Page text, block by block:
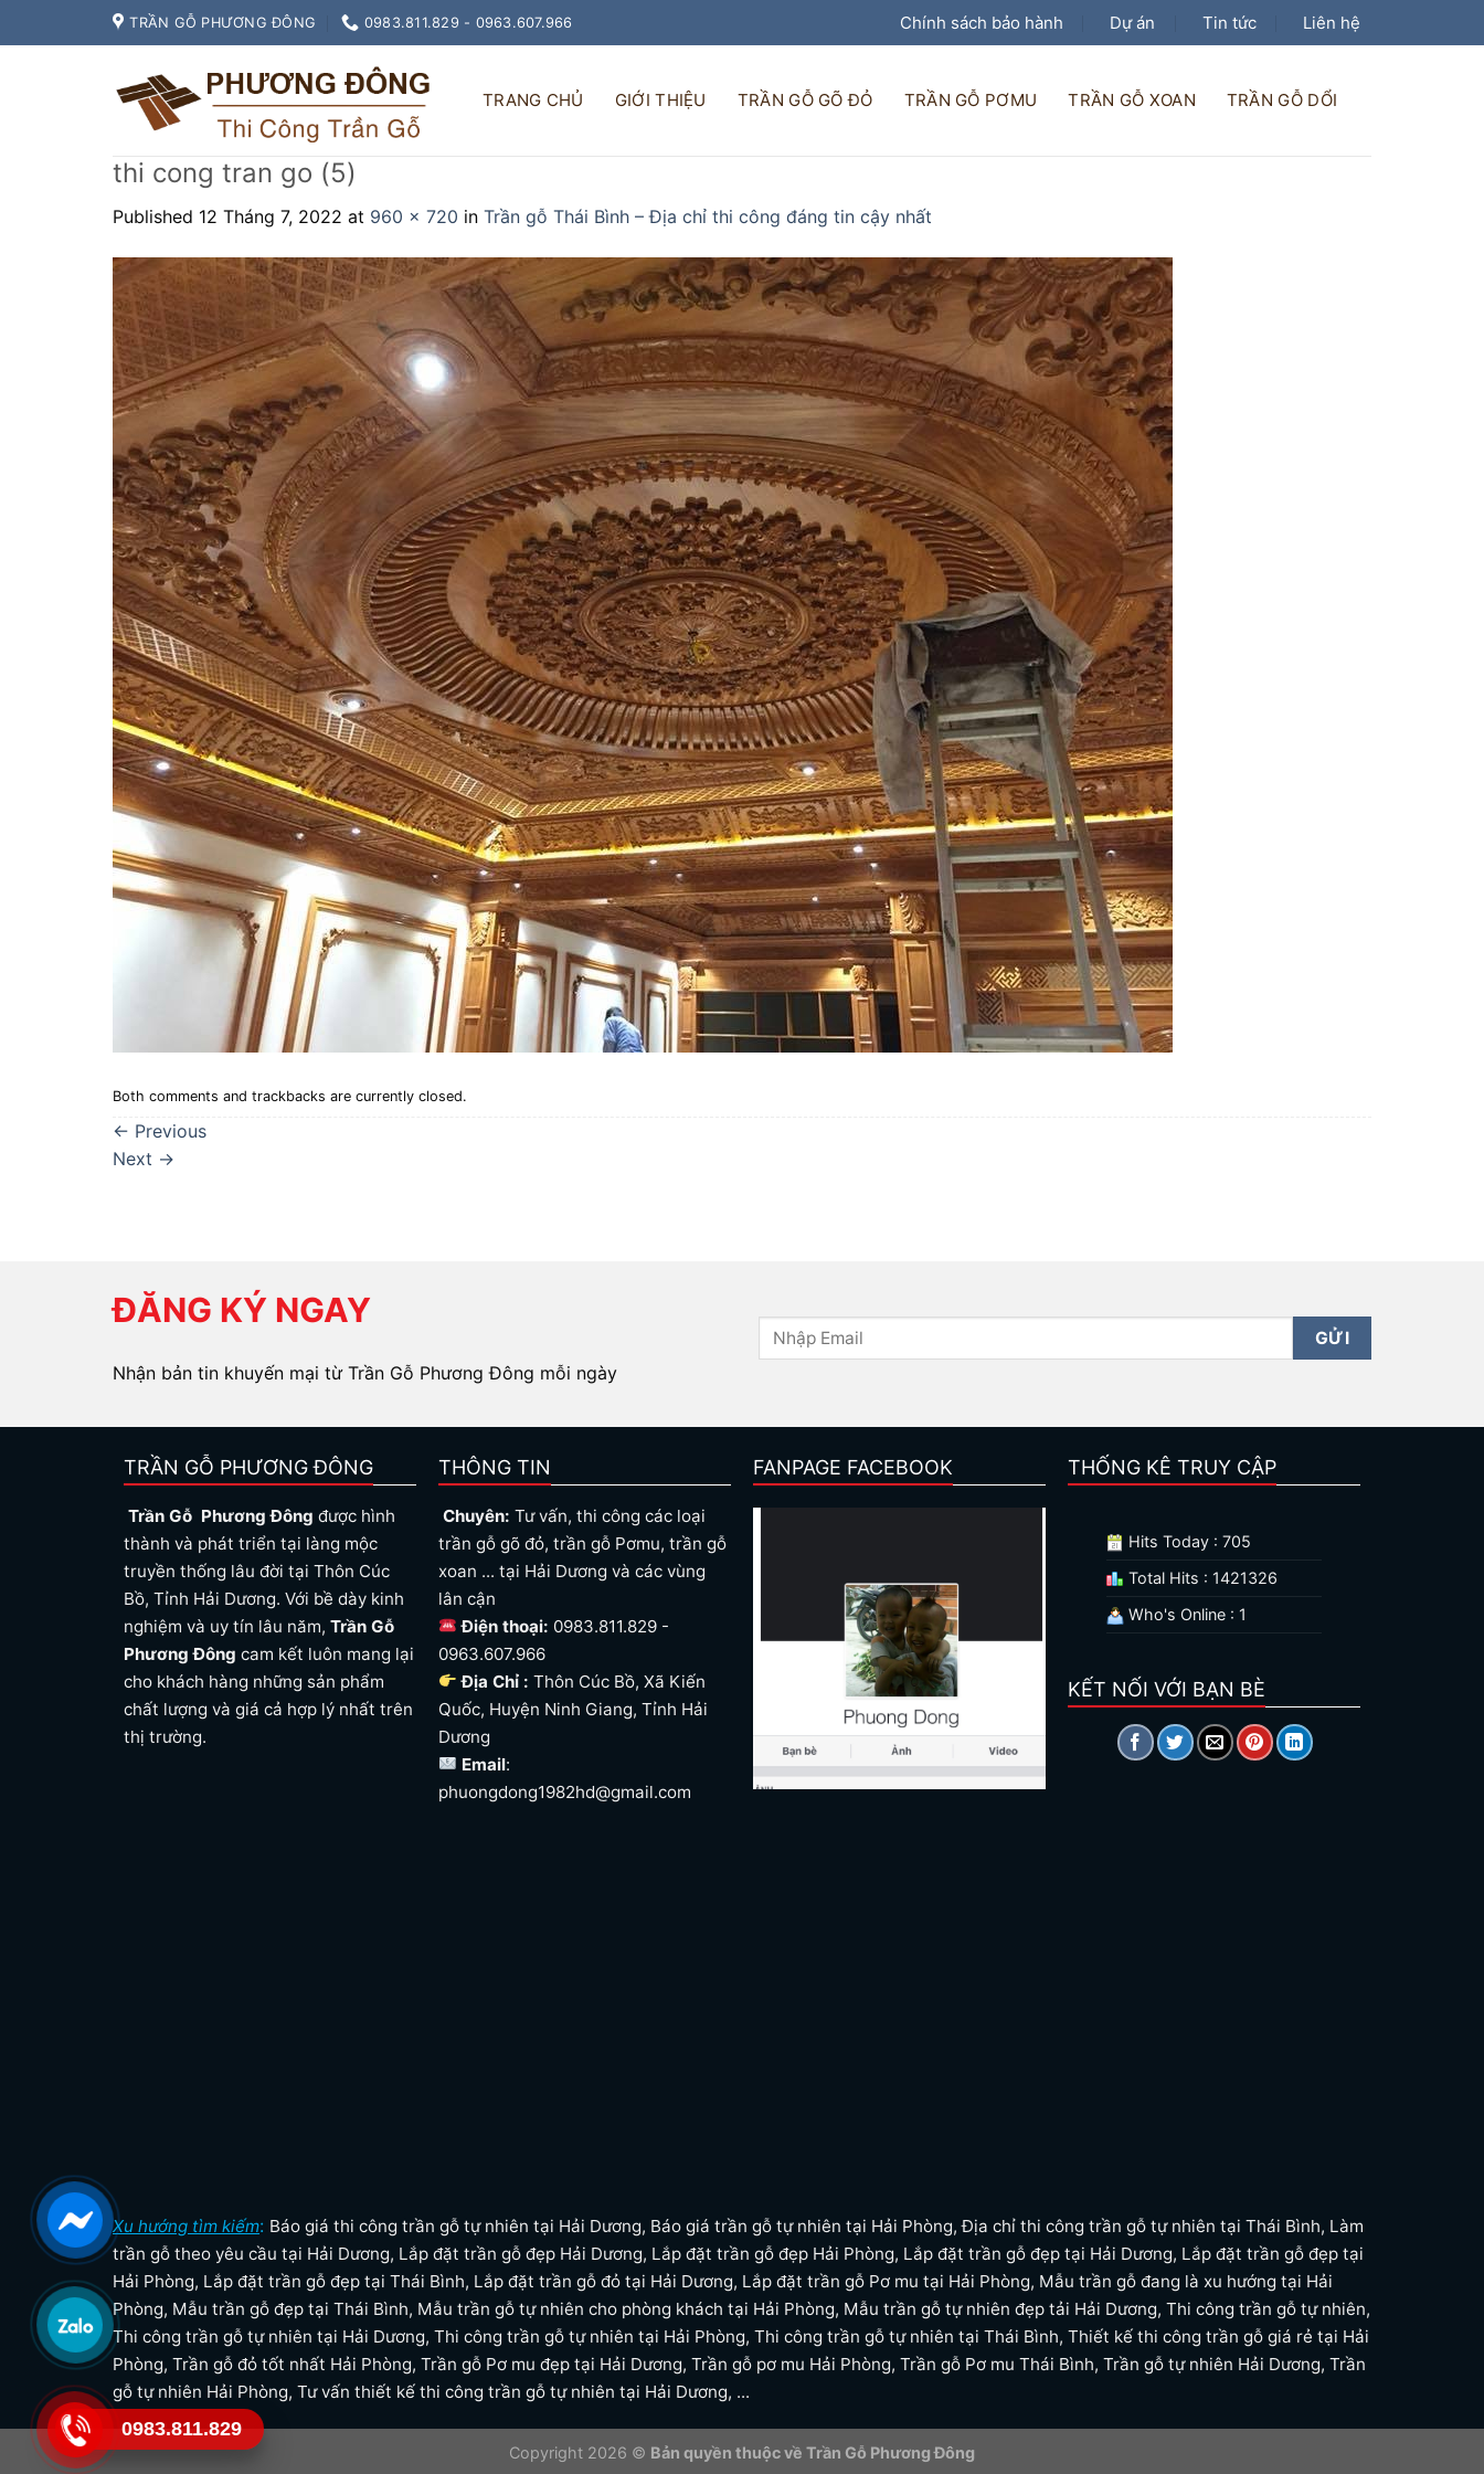
to
TRẦN GỖ PHƯƠNG ĐÔNG 0983.811.829 - 0963.607.966 Chính sách bảo hành Dự án Tin tức Liên hệ
TRANG CHỦ GIỚI THIỆU TRẦN GỖ GÕ ĐỎ TRẦN GỖ PƠMU TRẦN GỖ XOAN TRẦN GỖ DỔI
thi cong tran go (5)
Published 12 Tháng 7, 2022 at 960 × 720 in Trần gỗ Thái Bình – Địa chỉ thi công đáng tin cậy nhất
Both comments and trackbacks are currently closed.
← Previous
Next →
ĐĂNG KÝ NGAY
Nhận bản tin khuyến mại từ Trần Gỗ Phương Đông mỗi ngày
TRẦN GỖ PHƯƠNG ĐÔNG
Trần Gỗ Phương Đông được hình
thành và phát triển tại làng mộc
truyền thống lâu đời tại Thôn Cúc
Bồ, Tỉnh Hải Dương. Với bề dày kinh
nghiệm và uy tín lâu năm, Trần Gỗ
Phương Đông cam kết luôn mang lại
cho khách hàng những sản phẩm
chất lượng và giá cả hợp lý nhất trên
thị trường.
THÔNG TIN
Chuyên: Tư vấn, thi công các loại
trần gỗ gõ đỏ, trần gỗ Pơmu, trần gỗ
xoan ... tại Hải Dương và các vùng
lân cận
Điện thoại: 0983.811.829 -
0963.607.966
Địa Chỉ :Thôn Cúc Bồ, Xã Kiến
Quốc, Huyện Ninh Giang, Tỉnh Hải
Dương
Email:
phuongdong1982hd@gmail.com
FANPAGE FACEBOOK THỐNG KÊ TRUY CẬP
Hits Today : 705
Total Hits : 1421326
Who's Online : 1
KẾT NỐI VỚI BẠN BÈ
Xu hướng tìm kiếm: Báo giá thi công trần gỗ tự nhiên tại Hải Dương, Báo giá trần gỗ tự nhiên tại Hải Phòng,Địa chỉ thi công trần gỗ tự nhiên tại Thái Bình, Làm
trần gỗ theo yêu cầu tại Hải Dương, Lắp đặt trần gỗ đẹp Hải Dương, Lắp đặt trần gỗ đẹp Hải Phòng, Lắp đặt trần gỗ đẹp tại Hải Dương, Lắp đặt trần gỗ đẹp tại
Hải Phòng, Lắp đặt trần gỗ đẹp tại Thái Bình, Lắp đặt trần gỗ đỏ tại Hải Dương, Lắp đặt trần gỗ Pơ mu tại Hải Phòng, Mẫu trần gỗ đang là xu hướng tại Hải
Phòng, Mẫu trần gỗ đẹp tại Thái Bình, Mẫu trần gỗ tự nhiên cho phòng khách tại Hải Phòng, Mẫu trần gỗ tự nhiên đẹp tải Hải Dương, Thi công trần gỗ tự nhiên,
Thi công trần gỗ tự nhiên tại Hải Dương, Thi công trần gỗ tự nhiên tại Hải Phòng, Thi công trần gỗ tự nhiên tại Thái Bình, Thiết kế thi công trần gỗ giá rẻ tại Hải
Phòng, Trần gỗ đỏ tốt nhất Hải Phòng, Trần gỗ Pơ mu đẹp tại Hải Dương, Trần gỗ pơ mu Hải Phòng, Trần gỗ Pơ mu Thái Bình, Trần gỗ tự nhiên Hải Dương, Trần
gỗ tự nhiên Hải Phòng, Tư vấn thiết kế thi công trần gỗ tự nhiên tại Hải Dương, ...
Copyright 2026 © Bản quyền thuộc về Trần Gỗ Phương Đông
0983.811.829